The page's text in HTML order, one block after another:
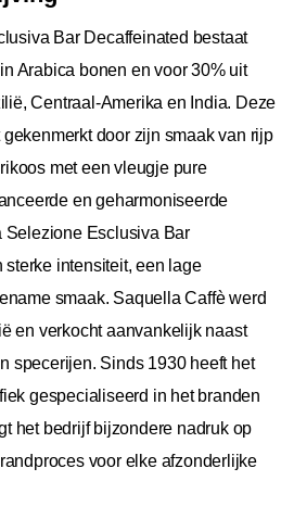
Bar Decaffeinated bestaat
Arabica bonen en voor 30% uit
Centraal-Amerika en India. Deze
door zijn smaak van rijp
met een vleugje pure
en geharmoniseerde
Selezione Esclusiva Bar
sterke intensiteit, een lage
smaak. Saquella Caffè werd
en verkocht aanvankelijk naast
specerijen. Sinds 1930 heeft het
gespecialiseerd in het branden
het bedrijf bijzondere nadruk op
voor elke afzonderlijke